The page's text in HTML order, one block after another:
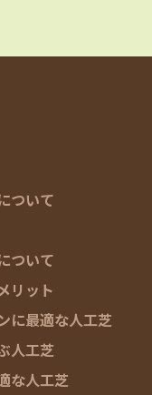
ついて
ついて
リット
に最適な人工芝
人工芝
な人工芝